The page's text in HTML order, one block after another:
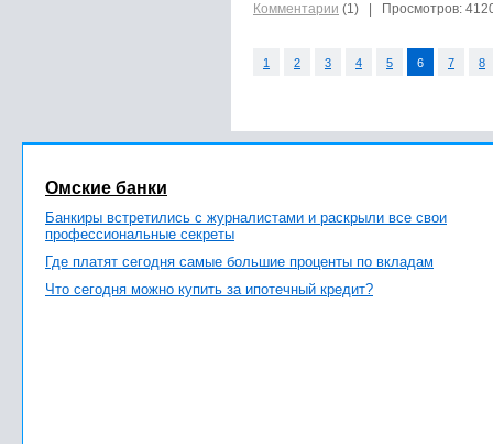
Комментарии (1) | Просмотров:
1 2 3 4 5 6 7 8
Омские банки
Банкиры встретились с журналистами и раскрыли все свои
профессиональные секреты
Где платят сегодня самые большие проценты по вкладам
Что сегодня можно купить за ипотечный кредит?